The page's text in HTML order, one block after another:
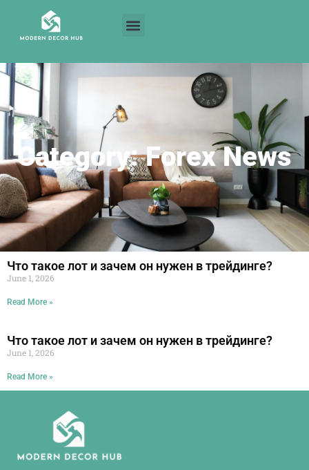
Category: Forex News
Что такое лот и зачем он нужен в трейдинге?
June 1, 2026
Read More »
Что такое лот и зачем он нужен в трейдинге?
June 1, 2026
Read More »